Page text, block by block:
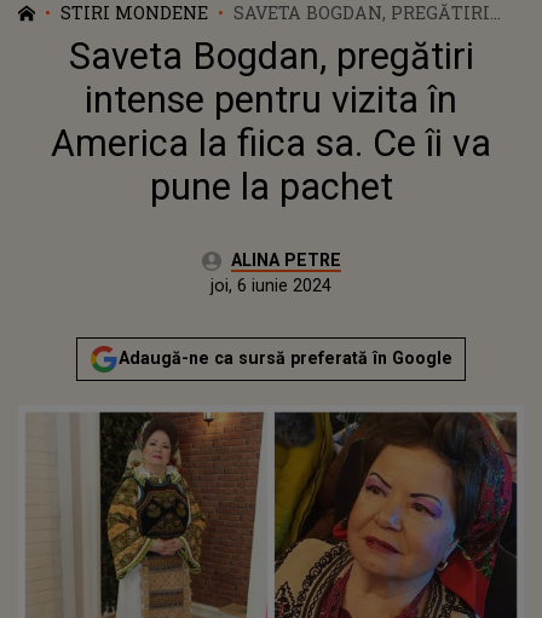
STIRI MONDENE
SAVETA BOGDAN, PREGĂTIRI
INTENSE PENTRU VIZITA ÎN
AMERICA LA FIICA SA. CE ÎI VA
PUNE LA PACHET
Saveta Bogdan, pregătiri
intense pentru vizita în
America la fiica sa. Ce îi va
pune la pachet
Autor:ALINA PETRE
Publicat:
joi, 6 iunie 2024
Adaugă-ne ca sursă preferată în Google